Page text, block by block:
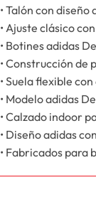
• Talón con
• Ajuste clásico
• Botines adidas
• Construcción de
• Suela flexible
• Modelo adidas
• Calzado indoor
• Diseño adidas
• Fabricados